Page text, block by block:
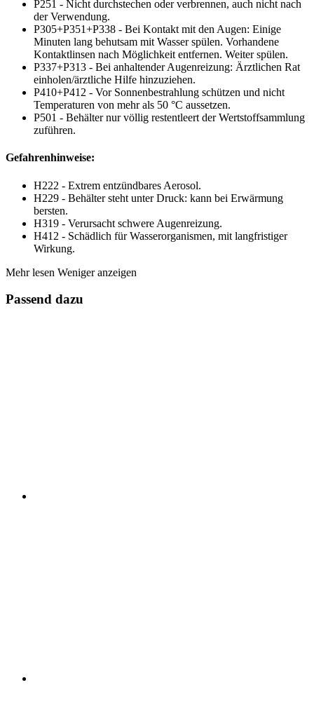
P251 - Nicht durchstechen oder verbrennen, auch nicht nach
der Verwendung.
P305+P351+P338 - Bei Kontakt mit den Augen: Einige
Minuten lang behutsam mit Wasser spülen. Vorhandene
Kontaktlinsen nach Möglichkeit entfernen. Weiter spülen.
P337+P313 - Bei anhaltender Augenreizung: Ärztlichen Rat
einholen/ärztliche Hilfe hinzuziehen.
P410+P412 - Vor Sonnenbestrahlung schützen und nicht
Temperaturen von mehr als 50 °C aussetzen.
P501 - Behälter nur völlig restentleert der Wertstoffsammlung
zuführen.
Gefahrenhinweise:
H222 - Extrem entzündbares Aerosol.
H229 - Behälter steht unter Druck: kann bei Erwärmung
bersten.
H319 - Verursacht schwere Augenreizung.
H412 - Schädlich für Wasserorganismen, mit langfristiger
Wirkung.
Mehr lesen Weniger anzeigen
Passend dazu